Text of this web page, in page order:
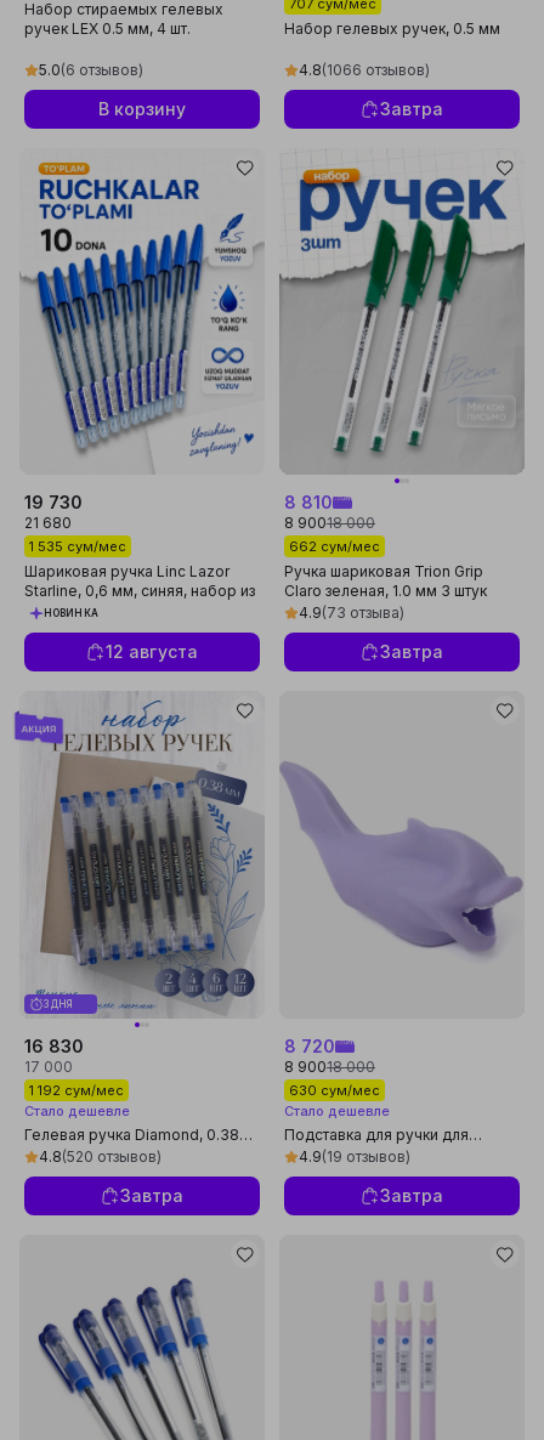
Набор стираемых гелевых
ручек LEX 0.5 мм, 4 шт.
5.0(6 отзывов)
В корзину
707 сум/мес
Набор гелевых ручек, 0.5 мм
4.8(1066 отзывов)
Завтра
19 730
21 680
1 535 сум/мес
Шариковая ручка Linc Lazor
Starline, 0,6 мм, синяя, набор из
10 штук
НОВИНКА
12 августа
8 810
8 90018 000
662 сум/мес
Ручка шариковая Trion Grip
Claro зеленая, 1.0 мм 3 штук
4.9(73 отзыва)
Завтра
3 ДНЯ
16 830
17 000
1 192 сум/мес
Стало дешевле
Гелевая ручка Diamond, 0.38
мм4.8(520 отзывов)
Завтра
8 720
8 90018 000
630 сум/мес
Стало дешевле
Подставка для ручки для
правильного письма
4.9(19 отзывов)
Завтра